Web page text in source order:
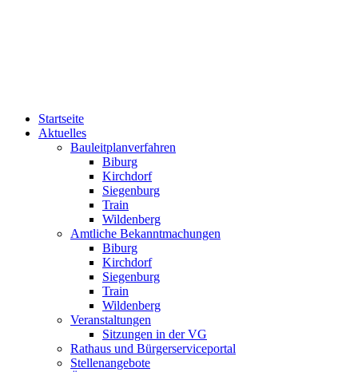
Startseite
Aktuelles
Bauleitplanverfahren
Biburg
Kirchdorf
Siegenburg
Train
Wildenberg
Amtliche Bekanntmachungen
Biburg
Kirchdorf
Siegenburg
Train
Wildenberg
Veranstaltungen
Sitzungen in der VG
Rathaus und Bürgerserviceportal
Stellenangebote